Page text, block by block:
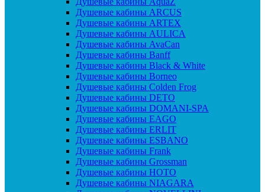
Душевые кабины ARCUS
Душевые кабины ARTEX
Душевые кабины AULICA
Душевые кабины AvaCan
Душевые кабины Banff
Душевые кабины Black & White
Душевые кабины Borneo
Душевые кабины Colden Frog
Душевые кабины DETO
Душевые кабины DOMANI-SPA
Душевые кабины EAGO
Душевые кабины ERLIT
Душевые кабины ESBANO
Душевые кабины Frank
Душевые кабины Grossman
Душевые кабины HOTO
Душевые кабины NIAGARA